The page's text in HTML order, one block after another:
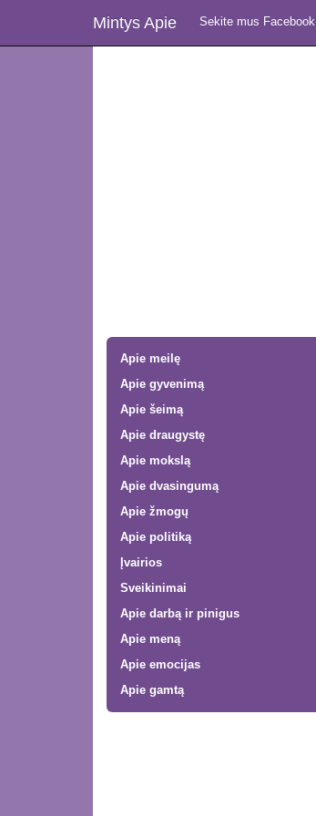
Mintys Apie Sekite mus Facebook
Apie meilę
Apie gyvenimą
Apie šeimą
Apie draugystę
Apie mokslą
Apie dvasingumą
Apie žmogų
Apie politiką
Įvairios
Sveikinimai
Apie darbą ir pinigus
Apie meną
Apie emocijas
Apie gamtą